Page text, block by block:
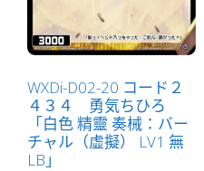
WXDi-D02-20 コード２
４３４ 勇気ちひろ
「白色 精靈 奏械：バー
チャル（虛擬） LV1 無
LB」